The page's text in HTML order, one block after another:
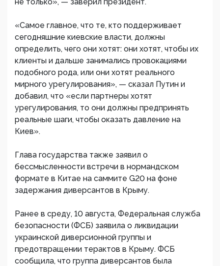
«Самое главное, что те, кто поддерживает
сегодняшние киевские власти, должны
определить, чего они хотят: они хотят, чтобы их
клиенты и дальше занимались провокациями
подобного рода, или они хотят реального
мирного урегулирования», — сказал Путин и
добавил, что «если партнеры хотят
урегулирования, то они должны предпринять
реальные шаги, чтобы оказать давление на
Киев».
Глава государства также заявил о
бессмысленности встречи в нормандском
формате в Китае на саммите G20 на фоне
задержания диверсантов в Крыму.
Ранее в среду, 10 августа, Федеральная служба
безопасности (ФСБ) заявила о ликвидации
украинской диверсионной группы и
предотвращении терактов в Крыму. ФСБ
сообщила, что группа диверсантов была